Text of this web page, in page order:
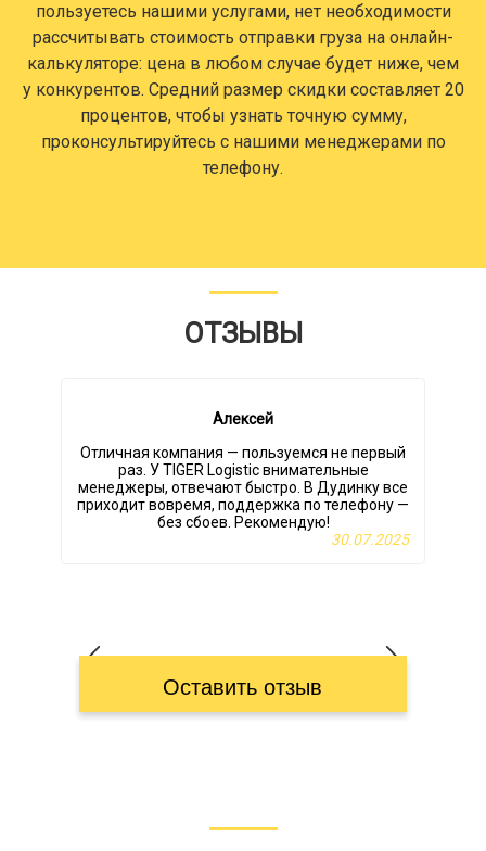
пользуетесь нашими услугами, нет необходимости
рассчитывать стоимость отправки груза на онлайн-
калькуляторе: цена в любом случае будет ниже, чем
у конкурентов. Средний размер скидки составляет 20
процентов, чтобы узнать точную сумму,
проконсультируйтесь с нашими менеджерами по
телефону.
ОТЗЫВЫ
Алексей
Отличная компания — пользуемся не первый
раз. У TIGER Logistic внимательные
менеджеры, отвечают быстро. В Дудинку все
приходит вовремя, поддержка по телефону —
без сбоев. Рекомендую!
30.07.2025
Оставить отзыв